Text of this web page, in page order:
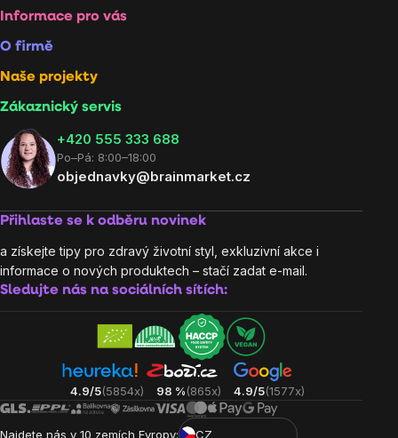
Informace pro vás
O firmě
Naše projekty
Zákaznický servis
‭+420 555 333 688
Po–Pá: 8:00–18:00
objednavky@brainmarket.cz
Přihlaste se k odběru novinek
a získejte tipy pro zdravý životní styl, exkluzivní akce i
informace o nových produktech – stačí zadat e-mail.
Sledujte nás na sociálních sítích:
4.9/5(5854x) 98 %(865x) 4.9/5(1577x)
Najdete nás v 10 zemích Evropy: CZ